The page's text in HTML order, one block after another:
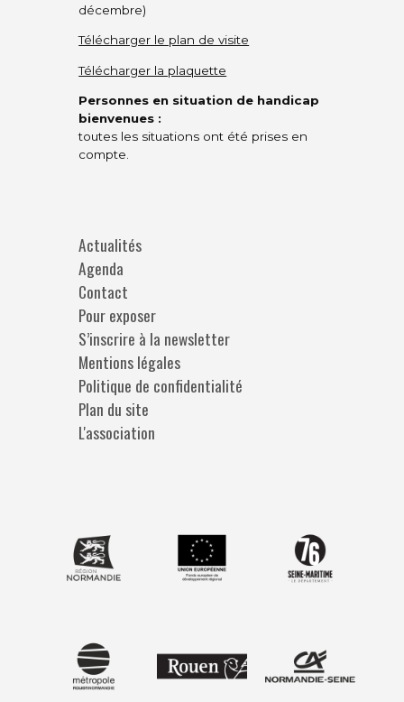
décembre)
Télécharger le plan de visite
Télécharger la plaquette
Personnes en situation de handicap
bienvenues :
toutes les situations ont été prises en
compte.
Actualités
Agenda
Contact
Pour exposer
S’inscrire à la newsletter
Mentions légales
Politique de confidentialité
Plan du site
L'association